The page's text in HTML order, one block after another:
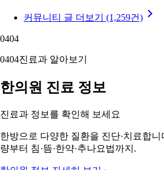
커뮤니티 글 더보기 (1,259건)
0404
0404진료과 알아보기
한의원 진료 정보
진료과 정보를 확인해 보세요
한방으로 다양한 질환을 진단·치료합니
량부터 침·뜸·한약·추나요법까지.
한의원 정보 자세히 보기 ›